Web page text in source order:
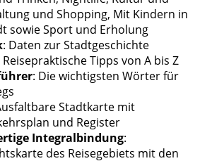
und Shopping, Mit Kindern in
sowie Sport und Erholung
: Daten zur Stadtgeschichte
Reisepraktische Tipps von A bis Z
: Die wichtigsten Wörter für
Stadtkarte mit
und Register
Integralbindung:
des Reisegebiets mit den